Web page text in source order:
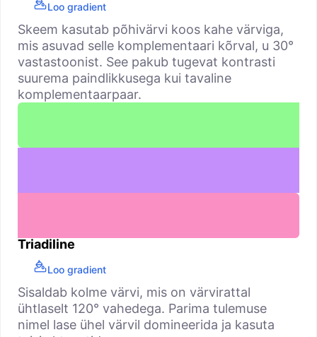
Loo gradient
Skeem kasutab põhivärvi koos kahe värviga,
mis asuvad selle komplementaari kõrval, u 30°
vastastoonist. See pakub tugevat kontrasti
suurema paindlikkusega kui tavaline
komplementaarpaar.
Triadiline
Loo gradient
Sisaldab kolme värvi, mis on värvirattal
ühtlaselt 120° vahedega. Parima tulemuse
nimel lase ühel värvil domineerida ja kasuta